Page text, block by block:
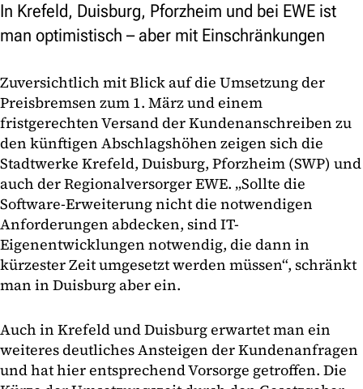
In Krefeld, Duisburg, Pforzheim und bei EWE ist
man optimistisch – aber mit Einschränkungen
Zuversichtlich mit Blick auf die Umsetzung der
Preisbremsen zum 1. März und einem
fristgerechten Versand der Kundenanschreiben zu
den künftigen Abschlagshöhen zeigen sich die
Stadtwerke Krefeld, Duisburg, Pforzheim (SWP) und
auch der Regionalversorger EWE. „Sollte die
Software-Erweiterung nicht die notwendigen
Anforderungen abdecken, sind IT-
Eigenentwicklungen notwendig, die dann in
kürzester Zeit umgesetzt werden müssen“, schränkt
man in Duisburg aber ein.
Auch in Krefeld und Duisburg erwartet man ein
weiteres deutliches Ansteigen der Kundenanfragen
und hat hier entsprechend Vorsorge getroffen. Die